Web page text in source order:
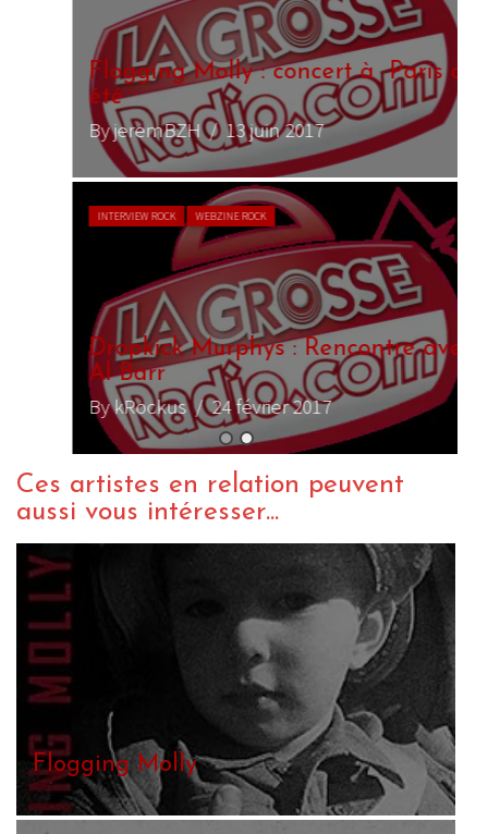
Flogging Molly : concert à Paris cet
By jeremBZH/ 13 juin 2017
INTERVIEW ROCK WEBZINE ROCK
Dropkick Murphys : Rencontre avec
Al Barr
By kRockus/ 24 février 2017
Ces artistes en relation peuvent
aussi vous intéresser...
Flogging Molly